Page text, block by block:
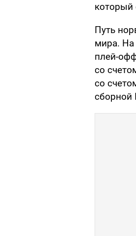
который
Путь
мира. На
плей-
со
со
сборной